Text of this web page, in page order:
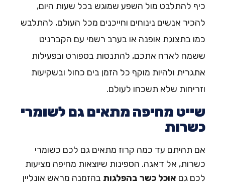
להתלבט מול השפע שמוגש בכל שעות היום,
אנשים נינוחים וחייכנים מכל העולם,להתלבש
בתצוגת אופנה או בערב רשמי עם הקברניט
לארח אתכם, להתנסות בספורט ובפעילות
ולהיות מוקף כל הזמן בים כחול ובשקיעות
שלא תשכחו לעולם.
מחיפה מתאים גם לשומרי
תהיתם עד כמה קרוז מתאים גם לכם כשומרי
אל דאגה. הספינות שיוצאות מחיפה מציעות
גםאוכל כשר בהפלגותבהזמנה מראש אונליין